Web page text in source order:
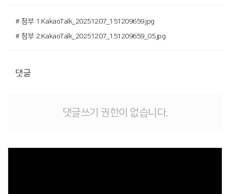
# 첨부 1.KakaoTalk_20251207_151209659.jpg
# 첨부 2.KakaoTalk_20251207_151209659_05.jpg
댓글
댓글쓰기 권한이 없습니다.